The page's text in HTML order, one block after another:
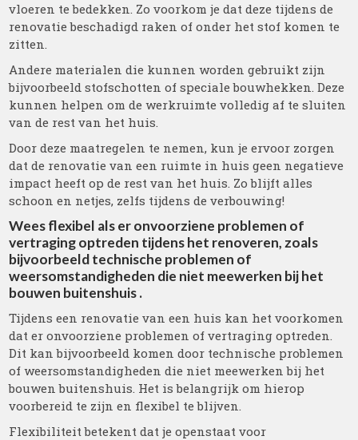
vloeren te bedekken. Zo voorkom je dat deze tijdens de
renovatie beschadigd raken of onder het stof komen te
zitten.
Andere materialen die kunnen worden gebruikt zijn
bijvoorbeeld stofschotten of speciale bouwhekken. Deze
kunnen helpen om de werkruimte volledig af te sluiten
van de rest van het huis.
Door deze maatregelen te nemen, kun je ervoor zorgen
dat de renovatie van een ruimte in huis geen negatieve
impact heeft op de rest van het huis. Zo blijft alles
schoon en netjes, zelfs tijdens de verbouwing!
Wees flexibel als er onvoorziene problemen of
vertraging optreden tijdens het renoveren, zoals
bijvoorbeeld technische problemen of
weersomstandigheden die niet meewerken bij het
bouwen buitenshuis .
Tijdens een renovatie van een huis kan het voorkomen
dat er onvoorziene problemen of vertraging optreden.
Dit kan bijvoorbeeld komen door technische problemen
of weersomstandigheden die niet meewerken bij het
bouwen buitenshuis. Het is belangrijk om hierop
voorbereid te zijn en flexibel te blijven.
Flexibiliteit betekent dat je openstaat voor